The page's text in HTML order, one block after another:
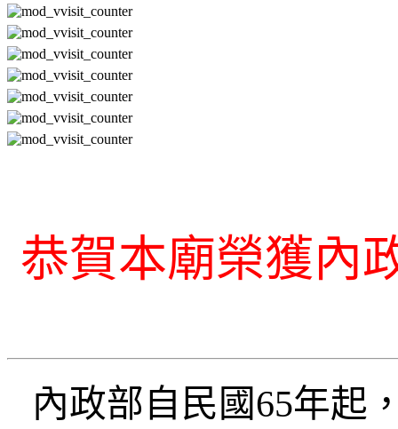
恭賀本廟榮獲內
內政部自民國65年起